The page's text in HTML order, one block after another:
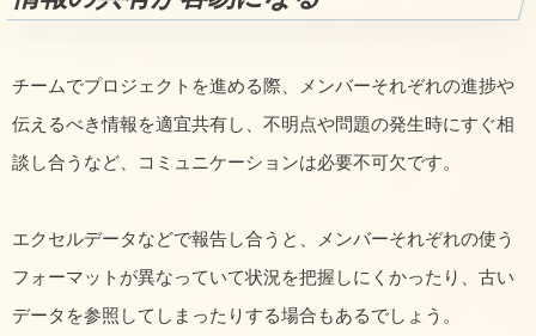
チームでプロジェクトを進める際、メンバーそれぞれの進捗や
伝えるべき情報を適宜共有し、不明点や問題の発生時にすぐ相
談し合うなど、コミュニケーションは必要不可欠です。
エクセルデータなどで報告し合うと、メンバーそれぞれの使う
フォーマットが異なっていて状況を把握しにくかったり、古い
データを参照してしまったりする場合もあるでしょう。